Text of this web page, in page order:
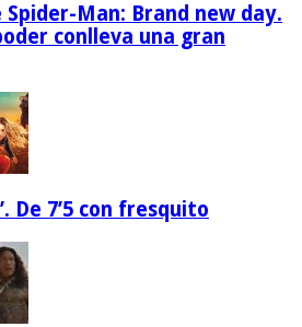
Spider-Man: Brand new day.
conlleva una gran
De 7’5 con fresquito